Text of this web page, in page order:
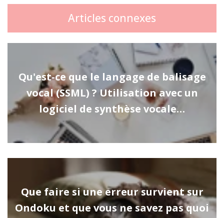
Articles connexes
Qu'est-ce que le langage de balisage
vocal (SSML) ? Utilisation avec un
logiciel de synthèse vocale…
Que faire si une erreur survient sur
Ondoku et que vous ne savez pas quoi